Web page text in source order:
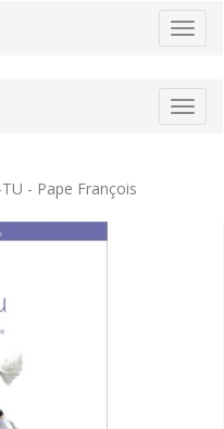
TU - Pape François